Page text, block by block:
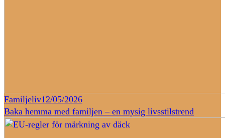
Familjeliv12/05/2026
Baka hemma med familjen – en mysig livsstilstrend